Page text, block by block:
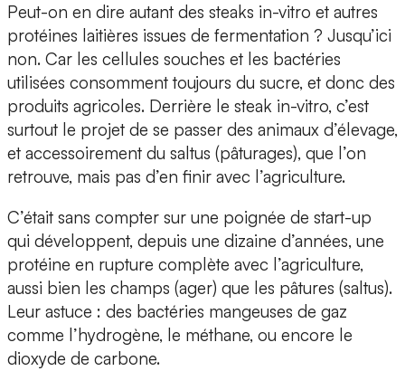
Peut-on en dire autant des steaks in-vitro et autres
protéines laitières issues de fermentation ? Jusqu’ici
non. Car les cellules souches et les bactéries
utilisées consomment toujours du sucre, et donc des
produits agricoles. Derrière le steak in-vitro, c’est
surtout le projet de se passer des animaux d’élevage,
et accessoirement du saltus (pâturages), que l’on
retrouve, mais pas d’en finir avec l’agriculture.
C’était sans compter sur une poignée de start-up
qui développent, depuis une dizaine d’années, une
protéine en rupture complète avec l’agriculture,
aussi bien les champs (ager) que les pâtures (saltus).
Leur astuce : des bactéries mangeuses de gaz
comme l’hydrogène, le méthane, ou encore le
dioxyde de carbone.